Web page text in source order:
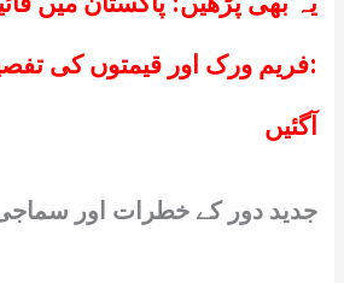
:فریم ورک اور قیمتوں کی
آگئیں
جدید دور کے خطرات اور